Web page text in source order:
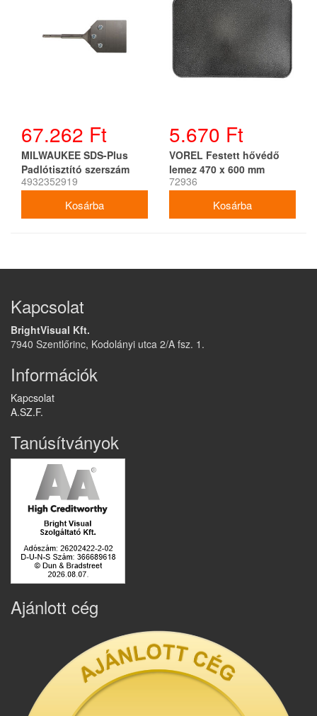
67.262 Ft
MILWAUKEE SDS-Plus
Padlótisztító szerszám
100 x 250 mm
4932352919
5.670 Ft
VOREL Festett hővédő
lemez 470 x 600 mm
72936
Kapcsolat
BrightVisual Kft.
7940 Szentlőrinc, Kodolányi utca 2/A fsz. 1.
Információk
Kapcsolat
A.SZ.F.
Tanúsítványok
Ajánlott cég